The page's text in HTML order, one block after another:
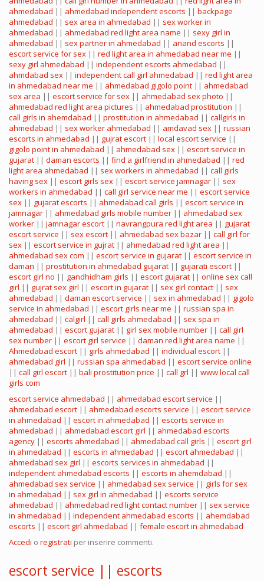
ahmedabad || ahmedabad independent escorts || backpage
ahmedabad || sex area in ahmedabad || sex worker in
ahmedabad || ahmedabad red light area name || sexy girl in
ahmedabad || sex partner in ahmedabad || anand escorts ||
escort service for sex || red light area in ahmedabad near me ||
sexy girl ahmedabad || independent escorts ahmedabad ||
ahmdabad sex || independent call girl ahmedabad || red light area
in ahmedabad near me || ahmedabad gigolo point || ahmedabad
sex area || escort service for sex || ahmedabad sex photo ||
ahmedabad red light area pictures || ahmedabad prostitution ||
call girls in ahemdabad || prostitution in ahmedabad || callgirls in
ahmedabad || sex worker ahmedabad || amdavad sex || russian
escorts in ahmedabad || gujrat escort || local escort service ||
gigolo point in ahmedabad || ahmedabad sex || escort service in
gujarat || daman escorts || find a girlfriend in ahmedabad || red
light area ahmedabad || sex workers in ahmedabad || call girls
having sex || escort girls sex || escort service jamnagar || sex
workers in ahmedabad || call girl service near me || escort service
sex || gujarat escorts || ahmedabad call girls || escort service in
jamnagar || ahmedabad girls mobile number || ahmedabad sex
worker || jamnagar escort || navrangpura red light area || gujarat
escort service || sex escort || ahmedabad sex bazar || call girl for
sex || escort service in gujrat || ahmedabad red light area ||
ahmedabad sex com || escort service in gujarat || escort service in
daman || prostitution in ahmedabad gujarat || gujarati escort ||
escort girl no || gandhidham girls || escort gujarat || online sex call
girl || gujrat sex girl || escort in gujarat || sex girl contact || sex
ahmedabad || daman escort service || sex in ahmedabad || gigolo
service in ahmedabad || escort girls near me || russian spa in
ahmedabad || calgirl || call girls ahmedabad || sex spa in
ahmedabad || escort gujarat || girl sex mobile number || call girl
sex number || escort girl service || daman red light area name ||
Ahmedabad escort || girls ahmedabad || individual escort ||
ahmedabad girl || russian spa ahmedabad || escort service online
|| call girl escort || bali prostitution price || call grl || www local call
girls com
escort service ahmedabad || ahmedabad escort service ||
ahmedabad escort || ahmedabad escorts service || escort service
in ahmedabad || escort in ahmedabad || escorts service in
ahmedabad || ahmedabad escort girl || ahmedabad escorts
agency || escorts ahmedabad || ahmedabad call girls || escort girl
in ahmedabad || escorts in ahmedabad || escort ahmedabad ||
ahmedabad sex girl || escorts services in ahmedabad ||
independent ahmedabad escorts || escorts in ahemdabad ||
ahmedabad sex service || ahmedabad sex service || girls for sex
in ahmedabad || sex girl in ahmedabad || escorts service
ahmedabad || ahmedabad red light contact number || sex service
in ahmedabad || independent ahmedabad escorts || ahemdabad
escorts || escort girl ahmedabad || female escort in ahmedabad
Accedi o registrati per inserire commenti.
escort service || escorts